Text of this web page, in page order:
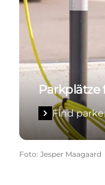
Parkplätze
Find
Foto: Jesper Maagaard